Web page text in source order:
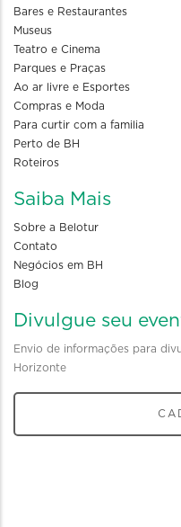
Bares e Restaurantes
Museus
Teatro e Cinema
Parques e Praças
Ao ar livre e Esportes
Compras e Moda
Para curtir com a familia
Perto de BH
Roteiros
Saiba Mais
Sobre a Belotur
Contato
Negócios em BH
Blog
Divulgue seu
Envio de informações para
Horizonte